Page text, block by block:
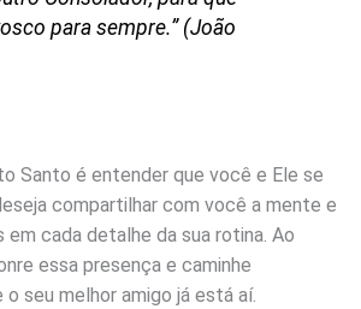
para sempre.”(João
Santo é entender que você e Ele se
compartilhar com você a mente e
em cada detalhe da sua rotina. Ao
essa presença e caminhe
seu melhor amigo já está aí.